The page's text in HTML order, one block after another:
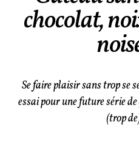
chocolat,
Se faire plaisir sans trop se
essai pour une future série
(trop